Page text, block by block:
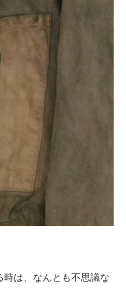
時は、なんとも不思議な